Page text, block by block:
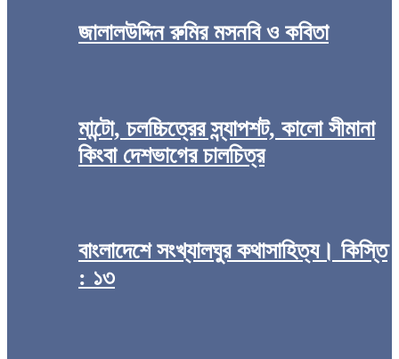
জালালউদ্দিন রুমির মসনবি ও কবিতা
মান্টো, চলচ্চিত্রের স্ন্যাপশট, কালো সীমানা
কিংবা দেশভাগের চালচিত্র
বাংলাদেশে সংখ্যালঘুর কথাসাহিত্য। কিস্তি
: ১৩